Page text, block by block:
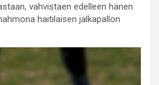
vahvistaen edelleen hänen
haitilaisen jalkapallon